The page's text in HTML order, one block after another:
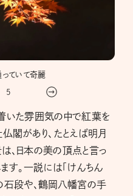
ていて奇麗
5
いた雰囲気の中で紅葉を
閣があり、たとえば明月
、日本の美の頂点と言っ
す。一説には「けんちん
石段や、鶴岡八幡宮の手